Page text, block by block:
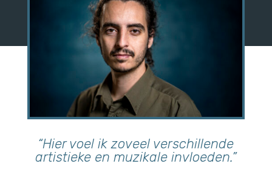
“Hier voel ik zoveel verschillende
artistieke en muzikale invloeden.”